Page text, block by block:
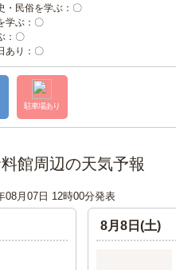
・民俗を学ぶ：〇
学ぶ：〇
：〇
あり：〇
駐車場あり
館周辺の天気予報
08月07日 12時00分発表
8月8日(土)